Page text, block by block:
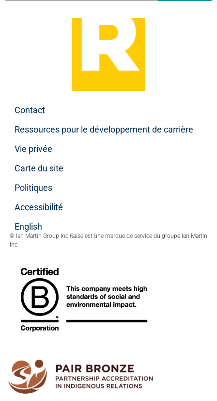
Contact
Ressources pour le développement de carrière
Vie privée
Carte du site
Politiques
Accessibilité
English
© Ian Martin Group Inc.Raise est une marque de service du groupe Ian Martin
Inc.